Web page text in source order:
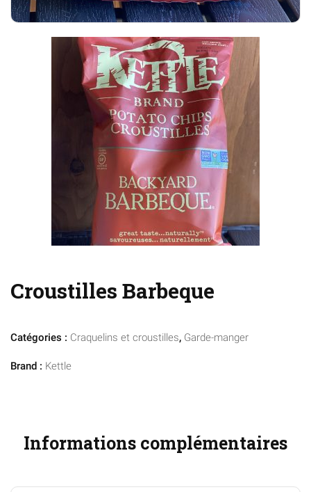
Croustilles Barbeque
Catégories : Craquelins et croustilles, Garde-manger
Brand : Kettle
Informations complémentaires